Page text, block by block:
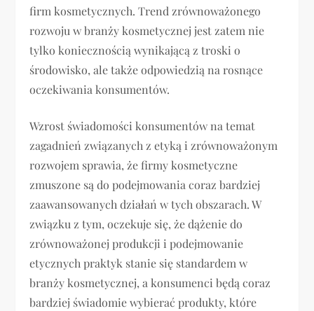
firm kosmetycznych. Trend zrównoważonego
rozwoju w branży kosmetycznej jest zatem nie
tylko koniecznością wynikającą z troski o
środowisko, ale także odpowiedzią na rosnące
oczekiwania konsumentów.
Wzrost świadomości konsumentów na temat
zagadnień związanych z etyką i zrównoważonym
rozwojem sprawia, że firmy kosmetyczne
zmuszone są do podejmowania coraz bardziej
zaawansowanych działań w tych obszarach. W
związku z tym, oczekuje się, że dążenie do
zrównoważonej produkcji i podejmowanie
etycznych praktyk stanie się standardem w
branży kosmetycznej, a konsumenci będą coraz
bardziej świadomie wybierać produkty, które